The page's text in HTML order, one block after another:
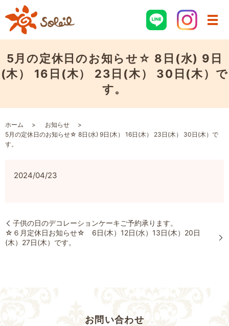
5月の定休日のお知らせ☆ 8日(水) 9日
(木） 16日(木） 23日(木） 30日(木）で
す。
ホーム
お知らせ
5月の定休日のお知らせ☆ 8日(水) 9日(木） 16日(木） 23日(木） 30日(木）で
す。
2024/04/23
子供の日のデコレーションケーキご予約承ります。
☆６月定休日お知らせ☆ 6日(木）12日(水）13日(木）20日
(木）27日(木）です。
お問い合わせ